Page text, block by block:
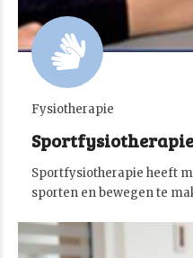
Fysiotherapie
Sportfysiotherapie
Sportfysiotherapie heeft
sporten en bewegen te